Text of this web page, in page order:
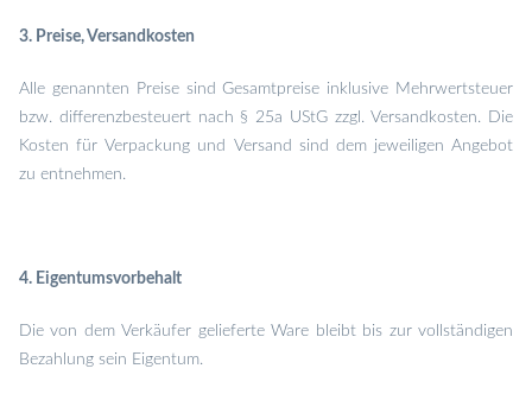
3. Preise, Versandkosten
Alle genannten Preise sind Gesamtpreise inklusive Mehrwertsteuer
bzw. differenzbesteuert nach § 25a UStG zzgl. Versandkosten. Die
Kosten für Verpackung und Versand sind dem jeweiligen Angebot
zu entnehmen.
4. Eigentumsvorbehalt
Die von dem Verkäufer gelieferte Ware bleibt bis zur vollständigen
Bezahlung sein Eigentum.